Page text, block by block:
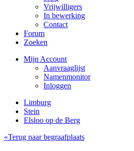
Vrijwilligers
In bewerking
Contact
Forum
Zoeken
Mijn Account
Aanvraaglijst
Namenmonitor
Inloggen
Limburg
Stein
Elsloo op de Berg
«Terug naar begraafplaats